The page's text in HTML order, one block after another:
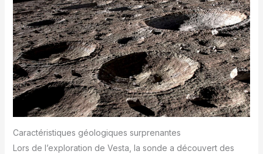
Caractéristiques géologiques surprenantes
Lors de l’exploration de Vesta, la sonde a découvert des